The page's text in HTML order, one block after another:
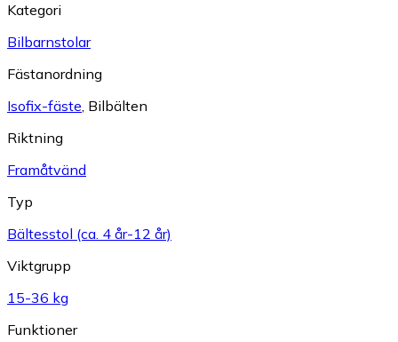
Kategori
Bilbarnstolar
Fästanordning
Isofix-fäste, Bilbälten
Riktning
Framåtvänd
Typ
Bältesstol (ca. 4 år-12 år)
Viktgrupp
15-36 kg
Funktioner